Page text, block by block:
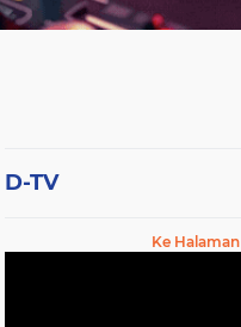
D-TV
Ke Halaman